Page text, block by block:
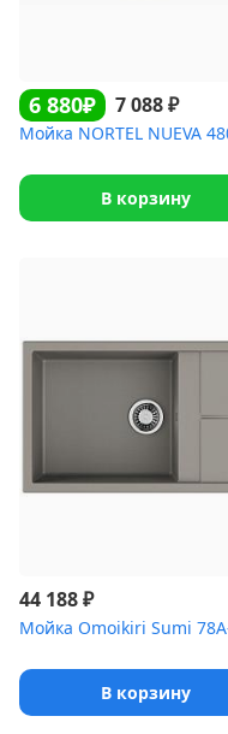
6 880₽ 7 088₽
В корзину
44 188₽
В корзину